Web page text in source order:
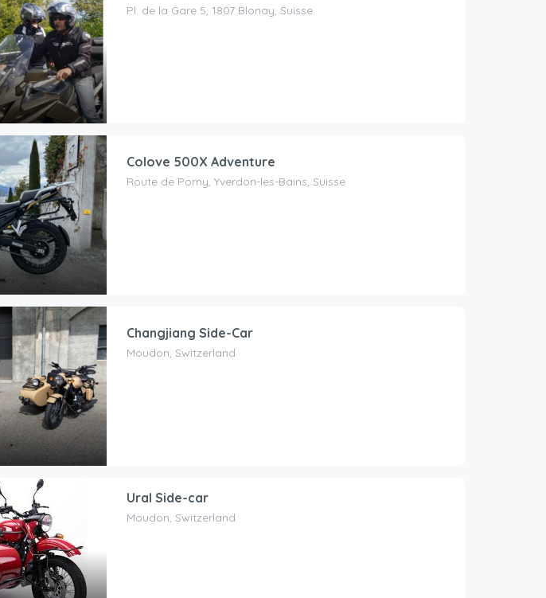
Pl. de la Gare 5, 1807 Blonay, Suisse
Colove 500X Adventure
Route de Pomy, Yverdon-les-Bains, Suisse
Changjiang Side-Car
Moudon, Switzerland
Ural Side-car
Moudon, Switzerland